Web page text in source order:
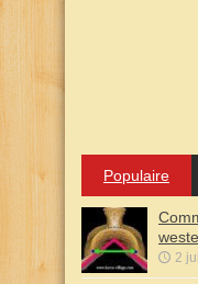
Populaire
2